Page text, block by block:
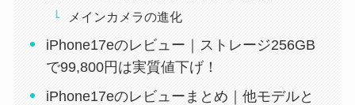
メインカメラの進化
iPhone17eのレビュー｜ストレージ256GB
で99,800円は実質値下げ！
iPhone17eのレビューまとめ｜他モデルと